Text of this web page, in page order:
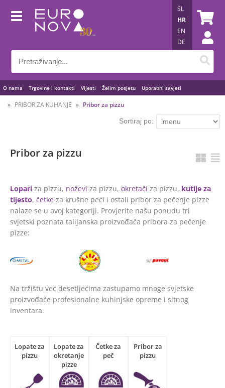
O nama Trgovine i kontakti Vijesti Želim posjetu Uporabni savjeti
SL
HR
EN
DE
PRIBOR ZA KUHANJE Pribor za pizzu
Sortiraj po:
Pribor za pizzu
Lopari za pizzu, noževi za pizzu, okretači za pizzu, kutije za
tijesto, četke za krušne peći i ostali pribor za pečenje pizze
nalaze se u ovoj kategoriji. Provjerite našu ponudu tri
svjetski poznata talijanska proizvođača pribora za pečenje
pizze:
Na tržištu već desetljećima zastupamo mnoge svjetske
proizvođače profesionalne kuhinjske opreme i sitnog
inventara.
Lopate za
pizzu
Lopate za
okretanje
pizze
Četke za
peč
Pribor za
pizzu